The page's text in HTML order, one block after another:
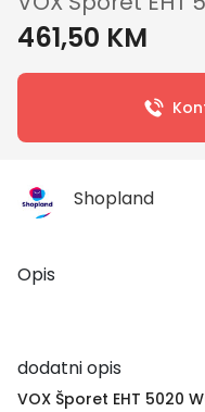
461,50 KM
Shopland
Opis
dodatni opis
VOX Šporet EHT 5020